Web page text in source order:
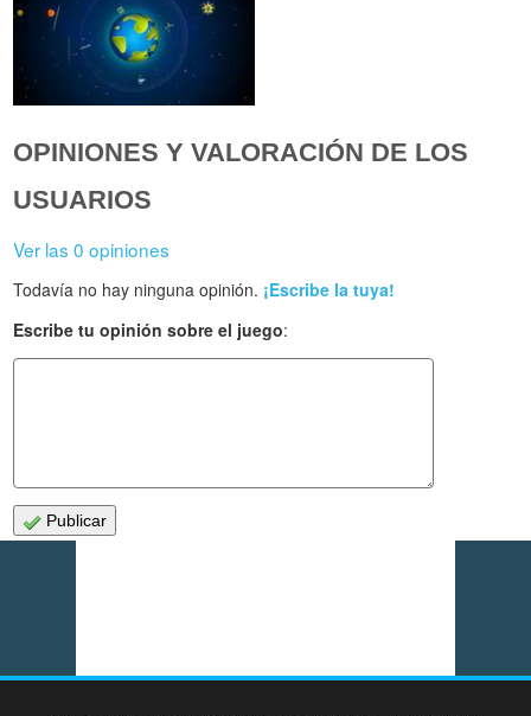
OPINIONES Y VALORACIÓN DE LOS
USUARIOS
Ver las 0 opiniones
Todavía no hay ninguna opinión. ¡Escribe la tuya!
Escribe tu opinión sobre el juego:
Publicar